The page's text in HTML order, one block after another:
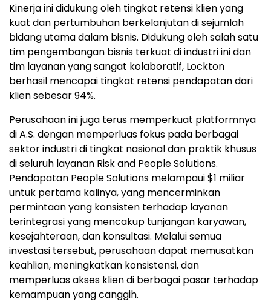
Kinerja ini didukung oleh tingkat retensi klien yang
kuat dan pertumbuhan berkelanjutan di sejumlah
bidang utama dalam bisnis. Didukung oleh salah satu
tim pengembangan bisnis terkuat di industri ini dan
tim layanan yang sangat kolaboratif, Lockton
berhasil mencapai tingkat retensi pendapatan dari
klien sebesar 94%.
Perusahaan ini juga terus memperkuat platformnya
di A.S. dengan memperluas fokus pada berbagai
sektor industri di tingkat nasional dan praktik khusus
di seluruh layanan Risk and People Solutions.
Pendapatan People Solutions melampaui $1 miliar
untuk pertama kalinya, yang mencerminkan
permintaan yang konsisten terhadap layanan
terintegrasi yang mencakup tunjangan karyawan,
kesejahteraan, dan konsultasi. Melalui semua
investasi tersebut, perusahaan dapat memusatkan
keahlian, meningkatkan konsistensi, dan
memperluas akses klien di berbagai pasar terhadap
kemampuan yang canggih.